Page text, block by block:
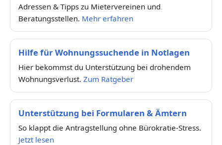
Adressen & Tipps zu Mietervereinen und
Beratungsstellen. Mehr erfahren
Hilfe für Wohnungssuchende in Notlagen
Hier bekommst du Unterstützung bei drohendem
Wohnungsverlust. Zum Ratgeber
Unterstützung bei Formularen & Ämtern
So klappt die Antragstellung ohne Bürokratie-Stress.
Jetzt lesen